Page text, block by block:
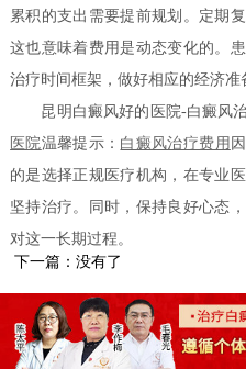
累积的支出需要提前规划。定期
这也意味着费用是动态变化的。
治疗时间框架，做好相应的经济准
昆明白癜风好的医院-白癜风治
医院温馨提示： 白癜风治疗费用
的是选择正规医疗机构，在专业
坚持治疗。同时，保持良好心态
对这一长期过程。
下一篇：没有了